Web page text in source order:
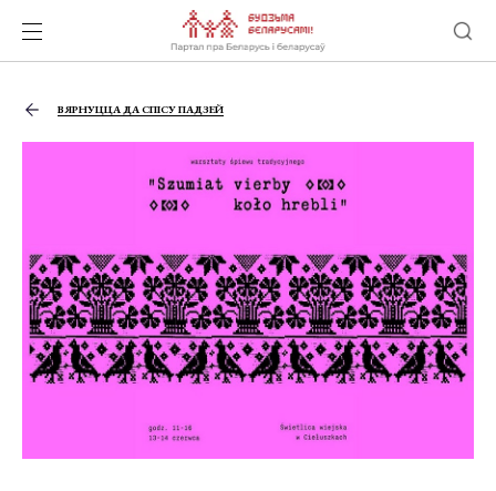
ВЯРНУЦЦА ДА СПІСУ ПАДЗЕЙ